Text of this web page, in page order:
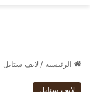
الرئيسية / لايف ستايل
لايف ستايل